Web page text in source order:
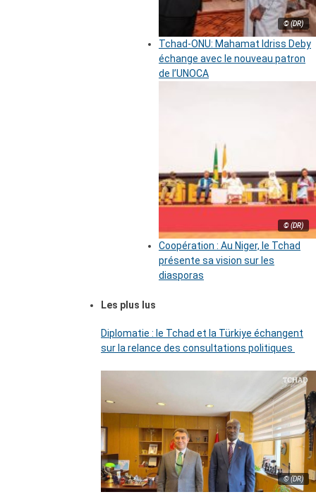
© (DR)
Tchad-ONU: Mahamat Idriss Deby
échange avec le nouveau patron
de l’UNOCA
© (DR)
Coopération : Au Niger, le Tchad
présente sa vision sur les
diasporas
Les plus lus
Diplomatie : le Tchad et la Türkiye échangent
sur la relance des consultations politiques
© (DR)